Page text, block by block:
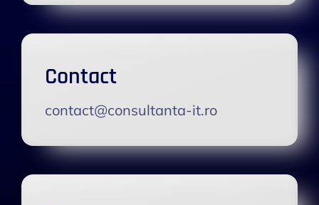
Contact
contact@consultanta-it.ro